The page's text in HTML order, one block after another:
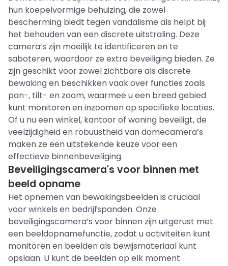
hun koepelvormige behuizing, die zowel
bescherming biedt tegen vandalisme als helpt bij
het behouden van een discrete uitstraling. Deze
camera’s zijn moeilijk te identificeren en te
saboteren, waardoor ze extra beveiliging bieden. Ze
zijn geschikt voor zowel zichtbare als discrete
bewaking en beschikken vaak over functies zoals
pan-, tilt- en zoom, waarmee u een breed gebied
kunt monitoren en inzoomen op specifieke locaties.
Of u nu een winkel, kantoor of woning beveiligt, de
veelzijdigheid en robuustheid van domecamera’s
maken ze een uitstekende keuze voor een
effectieve binnenbeveiliging.
Beveiligingscamera's voor binnen met
beeld opname
Het opnemen van bewakingsbeelden is cruciaal
voor winkels en bedrijfspanden. Onze
beveiligingscamera’s voor binnen zijn uitgerust met
een beeldopnamefunctie, zodat u activiteiten kunt
monitoren en beelden als bewijsmateriaal kunt
opslaan. U kunt de beelden op elk moment